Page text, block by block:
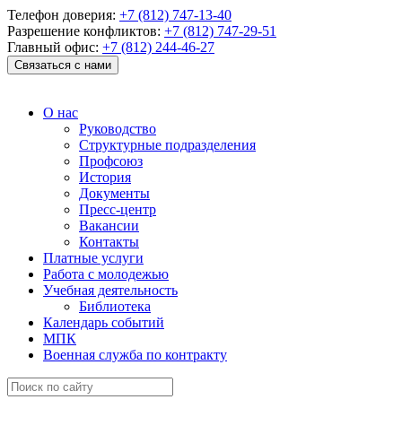
Телефон доверия: +7 (812) 747-13-40
Разрешение конфликтов: +7 (812) 747-29-51
Главный офис: +7 (812) 244-46-27
Связаться с нами
О нас
Руководство
Структурные подразделения
Профсоюз
История
Документы
Пресс-центр
Вакансии
Контакты
Платные услуги
Работа с молодежью
Учебная деятельность
Библиотека
Календарь событий
МПК
Военная служба по контракту